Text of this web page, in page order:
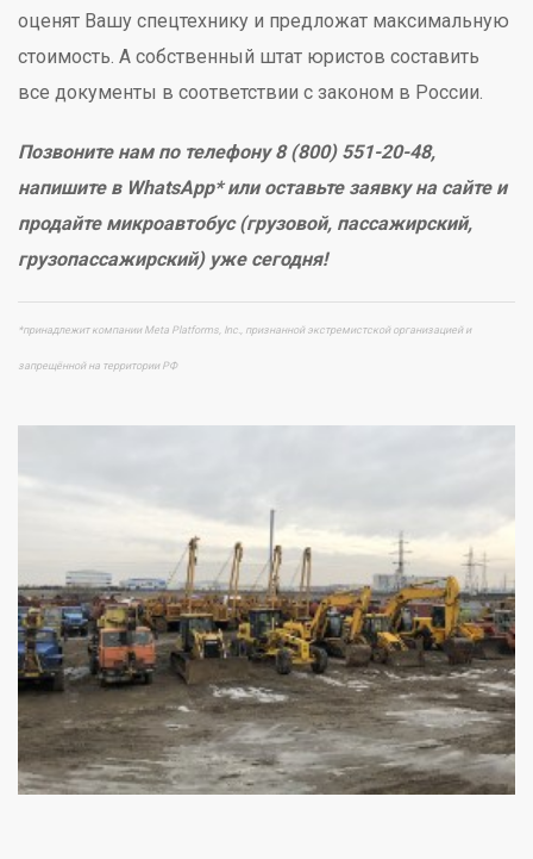
оценят Вашу спецтехнику и предложат максимальную
стоимость. А собственный штат юристов составить
все документы в соответствии с законом в России.
Позвоните нам по телефону 8 (800) 551-20-48,
напишите в WhatsApp* или оставьте заявку на сайте и
продайте микроавтобус (грузовой, пассажирский,
грузопассажирский) уже сегодня!
*принадлежит компании Meta Platforms, Inc., признанной экстремистской организацией и
запрещённой на территории РФ